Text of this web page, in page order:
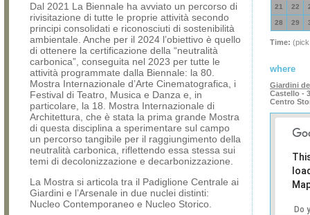
Dal 2021 La Biennale ha avviato un percorso di
rivisitazione di tutte le proprie attività secondo
principi consolidati e riconosciuti di sostenibilità
ambientale. Anche per il 2024 l’obiettivo è quello
di ottenere la certificazione della “neutralità
carbonica”, conseguita nel 2023 per tutte le
attività programmate dalla Biennale: la 80.
Mostra Internazionale d’Arte Cinematografica, i
Festival di Teatro, Musica e Danza e, in
particolare, la 18. Mostra Internazionale di
Architettura, che è stata la prima grande Mostra
di questa disciplina a sperimentare sul campo
un percorso tangibile per il raggiungimento della
neutralità carbonica, riflettendo essa stessa sui
temi di decolonizzazione e decarbonizzazione.
La Mostra si articola tra il Padiglione Centrale ai
Giardini e l’Arsenale in due nuclei distinti:
Nucleo Contemporaneo e Nucleo Storico.
21 22
28 29
Time:
where
Giardini
Castello -
Centro
Do